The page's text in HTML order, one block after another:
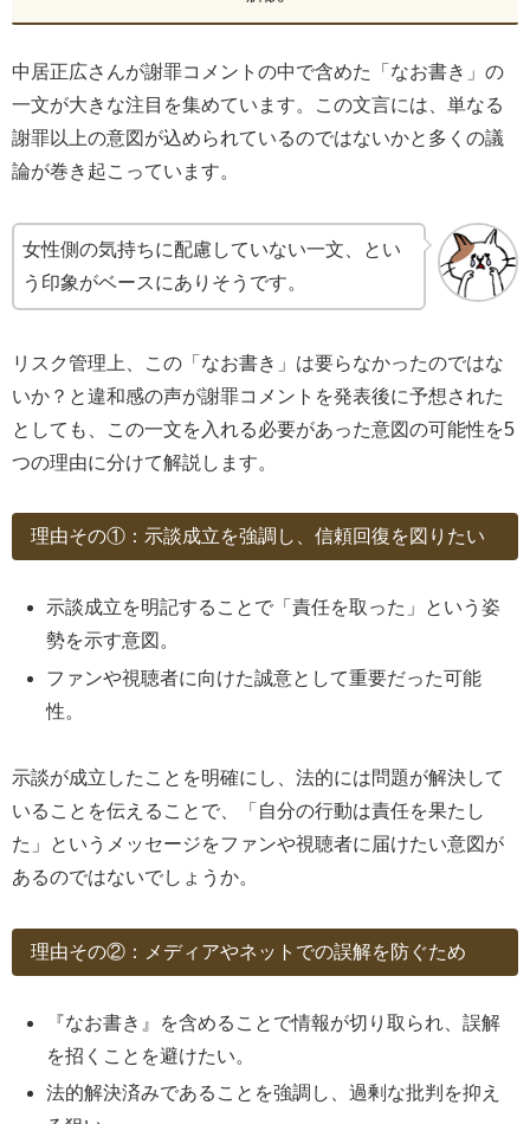
中居正広さんが謝罪コメントの中で含めた「なお書き」の
一文が大きな注目を集めています。この文言には、単なる
謝罪以上の意図が込められているのではないかと多くの議
論が巻き起こっています。
女性側の気持ちに配慮していない一文、とい
う印象がベースにありそうです。
リスク管理上、この「なお書き」は要らなかったのではな
いか？と違和感の声が謝罪コメントを発表後に予想された
としても、この一文を入れる必要があった意図の可能性を5
つの理由に分けて解説します。
理由その①：示談成立を強調し、信頼回復を図りたい
示談成立を明記することで「責任を取った」という姿
勢を示す意図。
ファンや視聴者に向けた誠意として重要だった可能
性。
示談が成立したことを明確にし、法的には問題が解決して
いることを伝えることで、「自分の行動は責任を果たし
た」というメッセージをファンや視聴者に届けたい意図が
あるのではないでしょうか。
理由その②：メディアやネットでの誤解を防ぐため
『なお書き』を含めることで情報が切り取られ、誤解
を招くことを避けたい。
法的解決済みであることを強調し、過剰な批判を抑え